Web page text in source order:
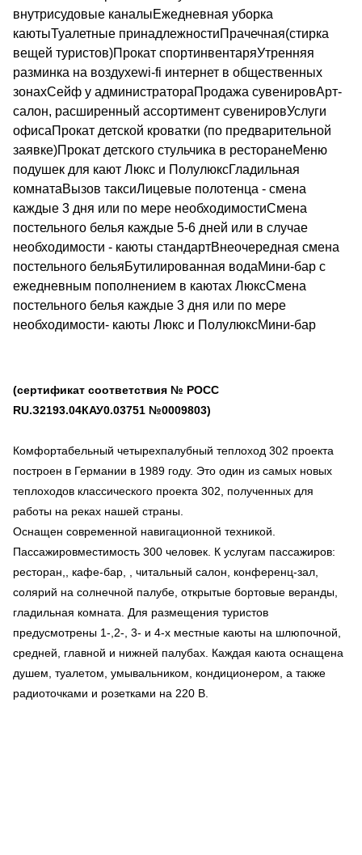
(сертификат соответствия № РОСС
RU.З2193.04КАУ0.03751 №0009803)
Комфортабельный четырехпалубный теплоход 302 проекта
построен в Германии в 1989 году. Это один из самых новых
теплоходов классического проекта 302, полученных для
работы на реках нашей страны.
Оснащен современной навигационной техникой.
Пассажировместимость 300 человек. К услугам пассажиров:
ресторан,, кафе-бар, , читальный салон, конференц-зал,
солярий на солнечной палубе, открытые бортовые веранды,
гладильная комната. Для размещения туристов
предусмотрены 1-,2-, 3- и 4-х местные каюты на шлюпочной,
средней, главной и нижней палубах. Каждая каюта оснащена
душем, туалетом, умывальником, кондиционером, а также
радиоточками и розетками на 220 В.
внутрисудовые каналыЕжедневная уборка
каютыТуалетные принадлежностиПрачечная(стирка
вещей туристов)Прокат спортинвентаряУтренняя
разминка на воздухеwi-fi интернет в общественных
зонахСейф у администратораПродажа сувенировАрт-
салон, расширенный ассортимент сувенировУслуги
офисаПрокат детской кроватки (по предварительной
заявке)Прокат детского стульчика в ресторанеМеню
подушек для кают Люкс и ПолулюксГладильная
комнатаВызов таксиЛицевые полотенца - смена
каждые 3 дня или по мере необходимостиСмена
постельного белья каждые 5-6 дней или в случае
необходимости - каюты стандартВнеочередная смена
постельного бельяБутилированная водаМини-бар с
ежедневным пополнением в каютах ЛюксСмена
постельного белья каждые 3 дня или по мере
необходимости- каюты Люкс и ПолулюксМини-бар